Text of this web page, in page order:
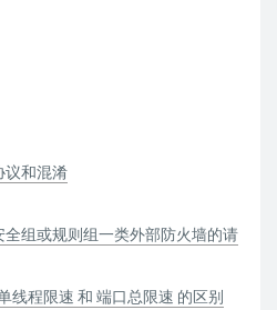
议和混淆
组或规则组一类外部防火墙的请
线程限速 和 端口总限速 的区别